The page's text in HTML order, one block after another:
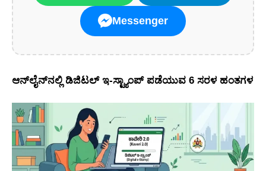
Messenger
ಆನ್‌ಲೈನ್‌ನಲ್ಲಿ ಡಿಜಿಟಲ್ ಇ-ಸ್ಟ್ಯಾಂಪ್ ಪಡೆಯುವ 6 ಸರಳ ಹಂತಗಳ